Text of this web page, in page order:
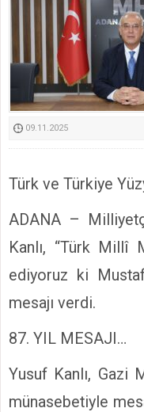
İyi Parti
09.11.2025
Türk ve Türkiye
ADANA –
Kanlı, “Türk Millî
ediyoruz ki
mesajı verdi.
87. YIL MESAJI…
Yusuf Kanlı, Gazi
münasebetiyle